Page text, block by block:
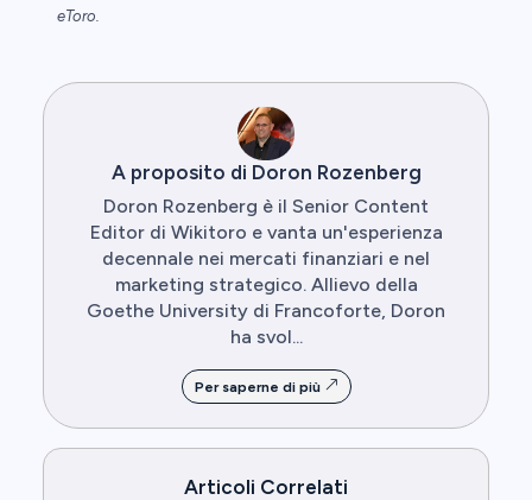
eToro.
A proposito di Doron Rozenberg
Doron Rozenberg è il Senior Content
Editor di Wikitoro e vanta un'esperienza
decennale nei mercati finanziari e nel
marketing strategico. Allievo della
Goethe University di Francoforte, Doron
ha svol...
Per saperne di più
Articoli Correlati